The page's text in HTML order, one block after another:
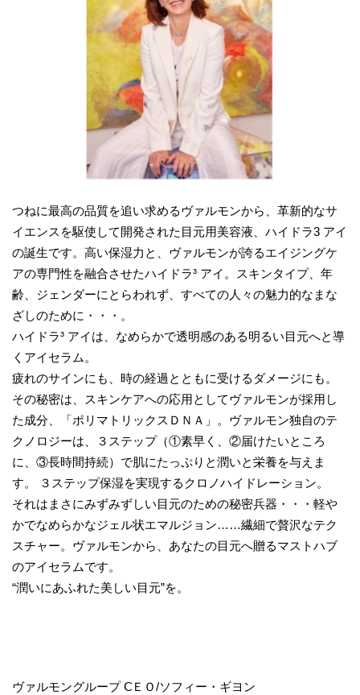
つねに最高の品質を追い求めるヴァルモンから、革新的なサ
イエンスを駆使して開発された目元用美容液、ハイドラ3 アイ
の誕生です。高い保湿力と、ヴァルモンが誇るエイジングケ
アの専門性を融合させたハイドラ³ アイ。スキンタイプ、年
齢、ジェンダーにとらわれず、すべての人々の魅力的なまな
ざしのために・・・。
ハイドラ³ アイは、なめらかで透明感のある明るい目元へと導
くアイセラム。
疲れのサインにも、時の経過とともに受けるダメージにも。
その秘密は、スキンケアへの応用としてヴァルモンが採用し
た成分、「ポリマトリックスＤＮＡ」。ヴァルモン独自のテ
クノロジーは、３ステップ（①素早く、②届けたいところ
に、③長時間持続）で肌にたっぷりと潤いと栄養を与えま
す。 ３ステップ保湿を実現するクロノハイドレーション。
それはまさにみずみずしい目元のための秘密兵器・・・軽や
かでなめらかなジェル状エマルジョン……繊細で贅沢なテク
スチャー。ヴァルモンから、あなたの目元へ贈るマストハブ
のアイセラムです。
“潤いにあふれた美しい目元”を。
ヴァルモングループ ⅭＥＯ/ソフィー・ギヨン